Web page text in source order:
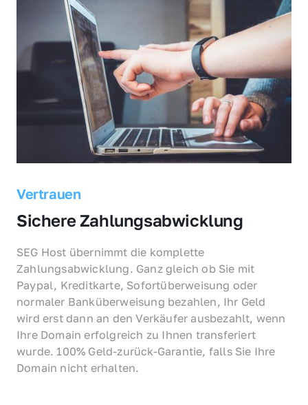
Vertrauen
Sichere Zahlungsabwicklung
SEG Host übernimmt die komplette
Zahlungsabwicklung. Ganz gleich ob Sie mit
Paypal, Kreditkarte, Sofortüberweisung oder
normaler Banküberweisung bezahlen, Ihr Geld
wird erst dann an den Verkäufer ausbezahlt, wenn
Ihre Domain erfolgreich zu Ihnen transferiert
wurde. 100% Geld-zurück-Garantie, falls Sie Ihre
Domain nicht erhalten.